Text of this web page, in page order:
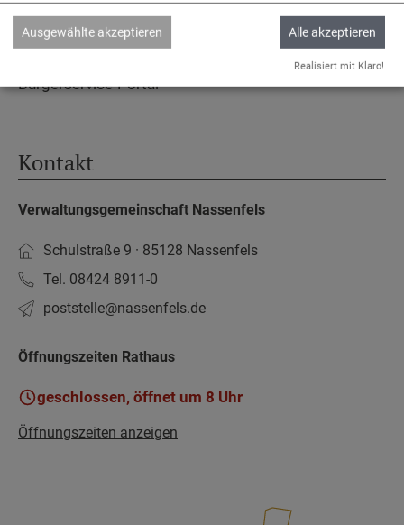
Barrierefreiheit
www.vg-nassenfels.de
Bürgerservice-Portal
Kontakt
Verwaltungsgemeinschaft Nassenfels
Schulstraße 9 · 85128 Nassenfels
Tel. 08424 8911-0
poststelle­@nassenfels.de
Öffnungszeiten Rathaus
geschlossen, öffnet um 8 Uhr
Öffnungszeiten anzeigen
Ausgewählte akzeptieren Alle akzeptieren
Realisiert mit Klaro!